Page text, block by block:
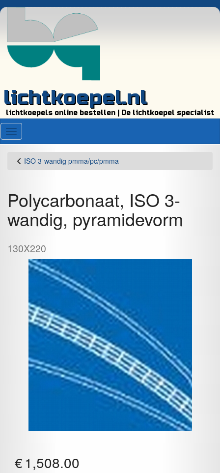
lichtkoepel.nl
lichtkoepels online bestellen | De lichtkoepel specialist
Menu
ISO 3-wandig pmma/pc/pmma
Polycarbonaat, ISO 3-
wandig, pyramidevorm
130X220
€1,508.00